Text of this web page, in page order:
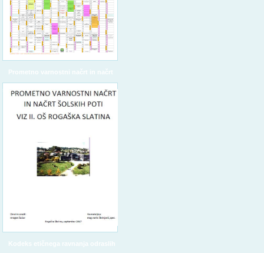
Prometno varnostni načrt in načrt
šolskih poti
Kodeks etičnega ravnanja odraslih